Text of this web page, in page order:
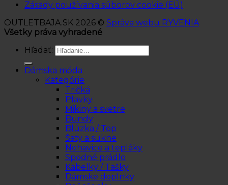
Zásady používania súborov cookie (EÚ)
OUTLETBAJA.SK 2026 © Správa webu RYVENIA
Všetky práva vyhradené
Hľadať:
Dámska móda
Kategórie
Tričká
Plavky
Mikiny a svetre
Bundy
Blúzka / Top
Šaty a sukne
Nohavice a tepláky
Spodné prádlo
Kabelky / Tašky
Dámske doplnky